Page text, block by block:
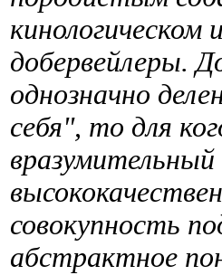
кинологическом
добервейлеры.
однозначно
себя", то для
совокупность
абстрактное